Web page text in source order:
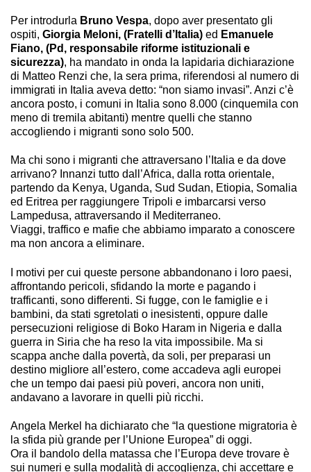
Per introdurla Bruno Vespa, dopo aver presentato gli
ospiti, Giorgia Meloni, (Fratelli d’Italia) ed Emanuele
Fiano, (Pd, responsabile riforme istituzionali e
sicurezza), ha mandato in onda la lapidaria dichiarazione
di Matteo Renzi che, la sera prima, riferendosi al numero di
immigrati in Italia aveva detto: “non siamo invasi”. Anzi c’è
ancora posto, i comuni in Italia sono 8.000 (cinquemila con
meno di tremila abitanti) mentre quelli che stanno
accogliendo i migranti sono solo 500.
Ma chi sono i migranti che attraversano l’Italia e da dove
arrivano? Innanzi tutto dall’Africa, dalla rotta orientale,
partendo da Kenya, Uganda, Sud Sudan, Etiopia, Somalia
ed Eritrea per raggiungere Tripoli e imbarcarsi verso
Lampedusa, attraversando il Mediterraneo.
Viaggi, traffico e mafie che abbiamo imparato a conoscere
ma non ancora a eliminare.
I motivi per cui queste persone abbandonano i loro paesi,
affrontando pericoli, sfidando la morte e pagando i
trafficanti, sono differenti. Si fugge, con le famiglie e i
bambini, da stati sgretolati o inesistenti, oppure dalle
persecuzioni religiose di Boko Haram in Nigeria e dalla
guerra in Siria che ha reso la vita impossibile. Ma si
scappa anche dalla povertà, da soli, per preparasi un
destino migliore all’estero, come accadeva agli europei
che un tempo dai paesi più poveri, ancora non uniti,
andavano a lavorare in quelli più ricchi.
Angela Merkel ha dichiarato che “la questione migratoria è
la sfida più grande per l’Unione Europea” di oggi.
Ora il bandolo della matassa che l’Europa deve trovare è
sui numeri e sulla modalità di accoglienza, chi accettare e